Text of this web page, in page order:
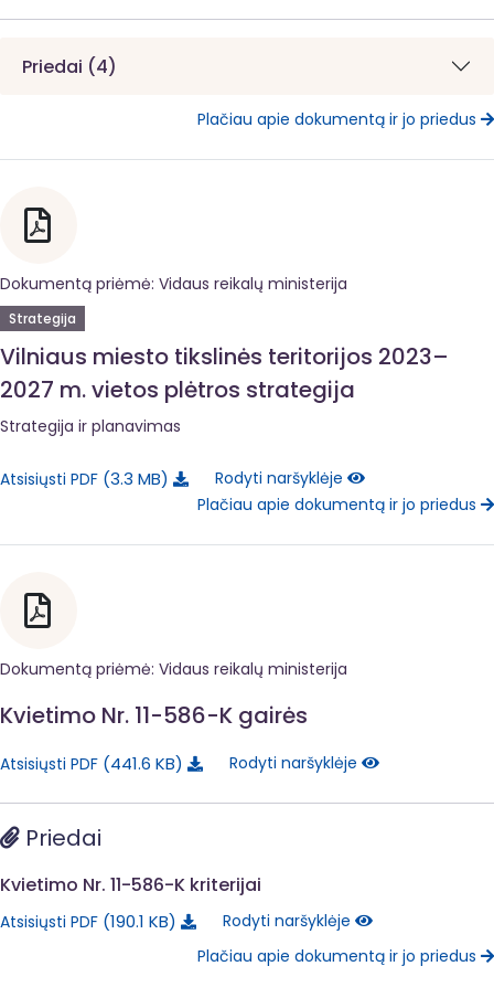
Priedai (4)
Plačiau apie dokumentą ir jo priedus
Dokumentą priėmė: Vidaus reikalų ministerija
Strategija
Vilniaus miesto tikslinės teritorijos 2023–
2027 m. vietos plėtros strategija
Strategija ir planavimas
Atsisiųsti PDF 3.3 MB
Rodyti naršyklėje
Plačiau apie dokumentą ir jo priedus
Dokumentą priėmė: Vidaus reikalų ministerija
Kvietimo Nr. 11-586-K gairės
Atsisiųsti PDF 441.6 KB Rodyti naršyklėje
Priedai
Kvietimo Nr. 11-586-K kriterijai
Atsisiųsti PDF 190.1 KB
Rodyti naršyklėje
Plačiau apie dokumentą ir jo priedus